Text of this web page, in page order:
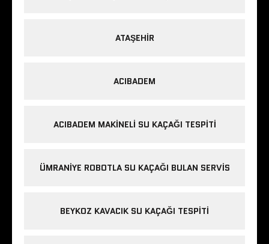
ATAŞEHIR
ACIBADEM
ACIBADEM MAKINELI SU KAÇAĞI TESPITI
ÜMRANIYE ROBOTLA SU KAÇAĞI BULAN SERVIS
BEYKOZ KAVACIK SU KAÇAĞI TESPITI